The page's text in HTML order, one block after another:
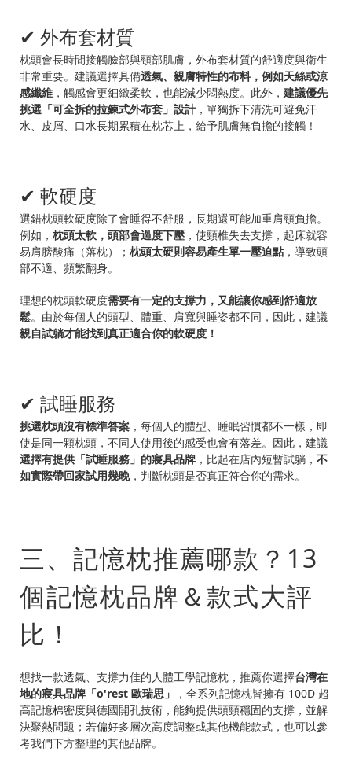
✔ 外布套材質
枕頭會長時間接觸臉部與頸部肌膚，外布套材質的舒適度與衛生
非常重要。建議選擇具備透氣、親膚特性的布料，例如天絲或涼
感纖維 ，觸感會更細緻柔軟，也能減少悶熱度。此外， 建議優先
挑選「可全拆的拉鍊式外布套」設計 ，單獨拆下清洗可避免汗
水、皮屑、口水長期累積在枕芯上，給予肌膚無負擔的接觸！
✔ 軟硬度
選錯枕頭軟硬度除了會睡得不舒服，長期還可能加重肩頸負擔。
例如， 枕頭太軟，頭部會過度下壓 ，使頸椎失去支撐，起床就容
易肩膀酸痛（落枕）； 枕頭太硬則容易產生單一壓迫點 ，導致頭
部不適、頻繁翻身。
理想的枕頭軟硬度需要有一定的支撐力，又能讓你感到舒適放
鬆。由於每個人的頭型、體重、肩寬與睡姿都不同，因此，建議
親自試躺才能找到真正適合你的軟硬度！
✔ 試睡服務
挑選枕頭沒有標準答案 ，每個人的體型、睡眠習慣都不一樣，即
使是同一顆枕頭，不同人使用後的感受也會有落差。因此，建議
選擇有提供「試睡服務」的寢具品牌 ，比起在店內短暫試躺， 不
如實際帶回家試用幾晚，判斷枕頭是否真正符合你的需求。
三、記憶枕推薦哪款？13
個記憶枕品牌＆款式大評
比！
想找一款透氣、支撐力佳的人體工學記憶枕，推薦你選擇台灣在
地的寢具品牌「o'rest 歐瑞思」
，全系列記憶枕皆擁有 100D 超
高記憶棉密度與德國開孔技術，能夠提供頭頸穩固的支撐，並解
決聚熱問題；若偏好多層次高度調整或其他機能款式，也可以參
考我們下方整理的其他品牌。